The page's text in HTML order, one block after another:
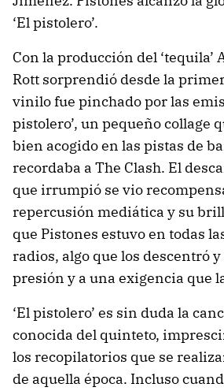
‘El pistolero’.
Con la producción del ‘tequila’
Rott sorprendió desde la
vinilo fue pinchado por las
pistolero’, un pequeño collage
bien acogido en las pistas de
recordaba a The Clash. El
que irrumpió se vio
repercusión mediática y su
que Pistones estuvo en todas
radios, algo que los descentró
presión y a una exigencia que
‘El pistolero’ es sin duda la
conocida del quinteto,
los recopilatorios que se
de aquella época. Incluso